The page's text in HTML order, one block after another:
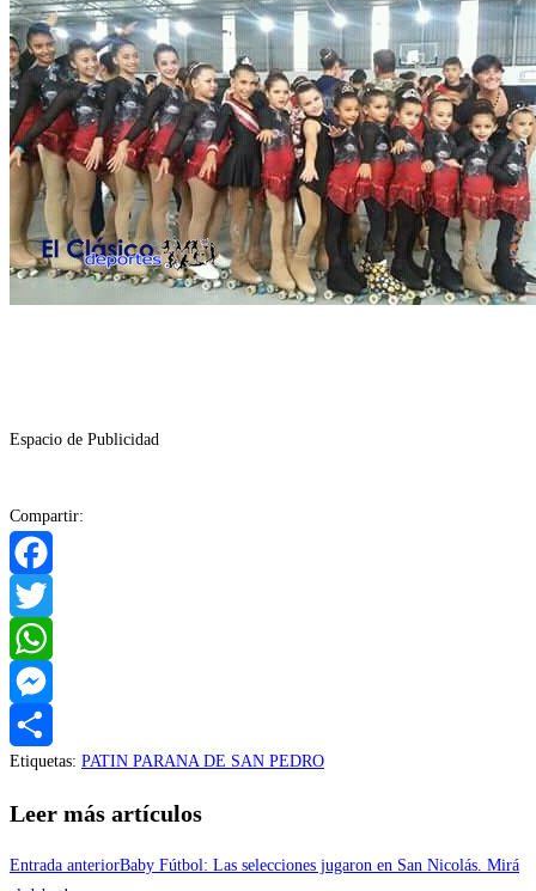
Espacio de Publicidad
Compartir:
Facebook
Twitter
WhatsApp
Messenger
Compartir
Etiquetas: PATIN PARANA DE SAN PEDRO
Leer más artículos
Entrada anteriorBaby Fútbol: Las selecciones jugaron en San Nicolás. Mirá